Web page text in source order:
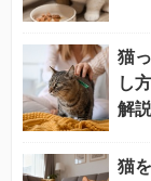
猫
し
解説
猫